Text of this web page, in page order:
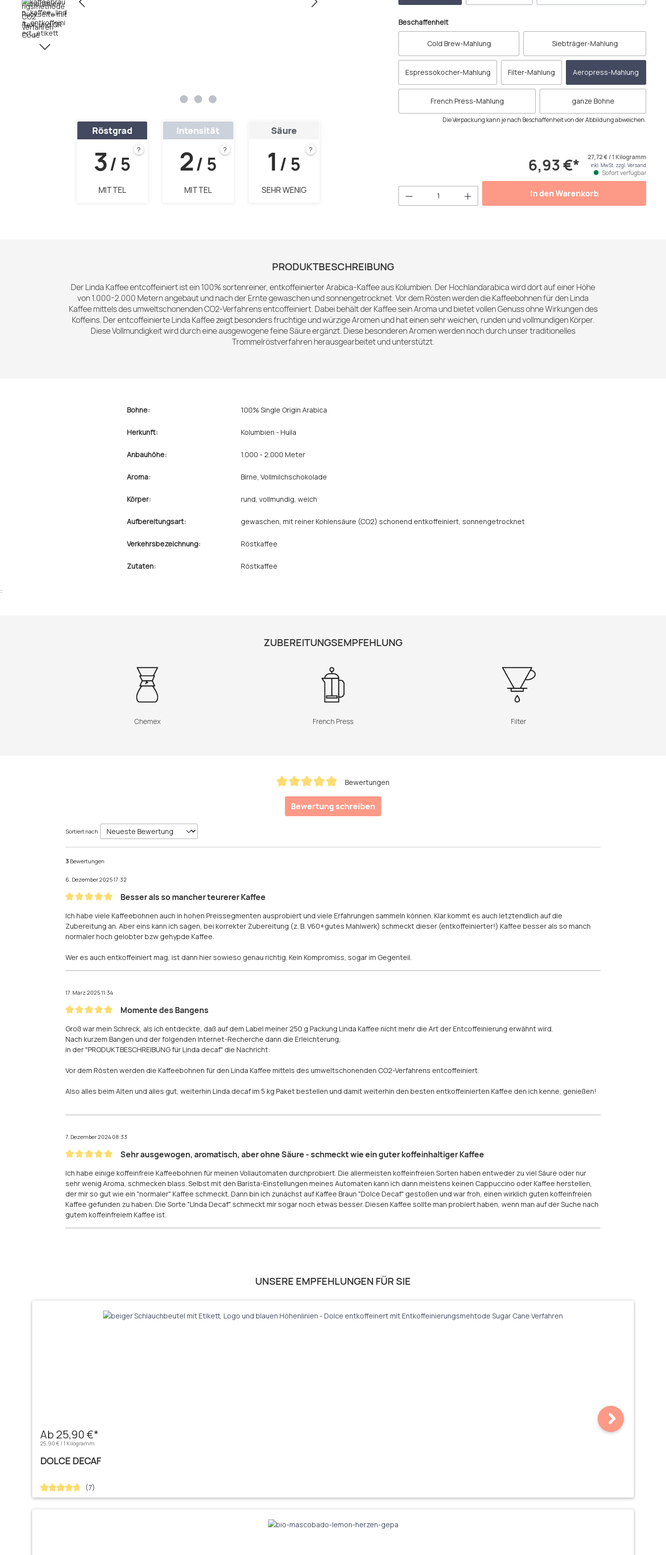
Röstgrad
?
3/ 5
MITTEL
Intensität
?
2/ 5
MITTEL
Säure
?
1 / 5
SEHR WENIG
Beschaffenheitauswählen
Cold Brew-Mahlung Siebträger-Mahlung
Espressokocher-Mahlung Filter-Mahlung Aeropress-Mahlung
French Press-Mahlung ganze Bohne
Die Verpackung kann je nach Beschaffenheit von der Abbildung abweichen.
Produkt Anzahl: Gib den gewünschten Wert
6,93 €* 27,72 € / 1 Kilogramm
inkl. MwSt. zzgl. Versand
Sofort verfügbar
In den Warenkorb
PRODUKTBESCHREIBUNG
Der Linda Kaffee entcoffeiniert ist ein 100% sortenreiner, entkoffeinierter Arabica-Kaffee aus Kolumbien. Der Hochlandarabica wird dort auf einer Höhe
von 1.000-2.000 Metern angebaut und nach der Ernte gewaschen und sonnengetrocknet. Vor dem Rösten werden die Kaffeebohnen für den Linda
Kaffee mittels des umweltschonenden CO2-Verfahrens entcoffeiniert. Dabei behält der Kaffee sein Aroma und bietet vollen Genuss ohne Wirkungen des
Koffeins. Der entcoffeinierte Linda Kaffee zeigt besonders fruchtige und würzige Aromen und hat einen sehr weichen, runden und vollmundigen Körper.
Diese Vollmundigkeit wird durch eine ausgewogene feine Säure ergänzt. Diese besonderen Aromen werden noch durch unser traditionelles
Trommelröstverfahren herausgearbeitet und unterstützt.
Bohne: 100% Single Origin Arabica
Herkunft: Kolumbien - Huila
Anbauhöhe: 1.000 - 2.000 Meter
Aroma: Birne, Vollmilchschokolade
Körper: rund, vollmundig, weich
Aufbereitungsart: gewaschen, mit reiner Kohlensäure (CO2) schonend entkoffeiniert, sonnengetrocknet
Verkehrsbezeichnung: Röstkaffee
Zutaten: Röstkaffee
:
ZUBEREITUNGSEMPFEHLUNG
Chemex French Press Filter
Bewertungen
Bewertung schreiben
Sortiert nach
3 Bewertungen
6. Dezember 2025 17:32
Besser als so mancher teurerer Kaffee
Ich habe viele Kaffeebohnen auch in hohen Preissegmenten ausprobiert und viele Erfahrungen sammeln können. Klar kommt es auch letztendlich auf die
Zubereitung an. Aber eins kann ich sagen, bei korrekter Zubereitung (z. B. V60+gutes Mahlwerk) schmeckt dieser (entkoffeinierter!) Kaffee besser als so manch
normaler hoch gelobter bzw gehypde Kaffee.
Wer es auch entkoffeiniert mag, ist dann hier sowieso genau richtig. Kein Kompromiss, sogar im Gegenteil.
17. März 2025 11:34
Momente des Bangens
Groß war mein Schreck, als ich entdeckte, daß auf dem Label meiner 250 g Packung Linda Kaffee nicht mehr die Art der Entcoffeinierung erwähnt wird.
Nach kurzem Bangen und der folgenden Internet-Recherche dann die Erleichterung,
in der "PRODUKTBESCHREIBUNG für Linda decaf" die Nachricht:
Vor dem Rösten werden die Kaffeebohnen für den Linda Kaffee mittels des umweltschonenden CO2-Verfahrens entcoffeiniert.
Also alles beim Alten und alles gut, weiterhin Linda decaf im 5 kg Paket bestellen und damit weiterhin den besten entkoffeinierten Kaffee den ich kenne, genießen!
7. Dezember 2024 08:33
Sehr ausgewogen, aromatisch, aber ohne Säure - schmeckt wie ein guter koffeinhaltiger Kaffee
Ich habe einige koffeinfreie Kaffeebohnen für meinen Vollautomaten durchprobiert. Die allermeisten koffeinfreien Sorten haben entweder zu viel Säure oder nur
sehr wenig Aroma, schmecken blass. Selbst mit den Barista-Einstellungen meines Automaten kann ich dann meistens keinen Cappuccino oder Kaffee herstellen,
der mir so gut wie ein "normaler" Kaffee schmeckt. Dann bin ich zunächst auf Kaffee Braun "Dolce Decaf" gestoßen und war froh, einen wirklich guten koffeinfreien
Kaffee gefunden zu haben. Die Sorte "LInda Decaf" schmeckt mir sogar noch etwas besser. Diesen Kaffee sollte man probiert haben, wenn man auf der Suche nach
gutem koffeinfreiem Kaffee ist.
UNSERE EMPFEHLUNGEN FÜR SIE
Ab 25,90 €*
25,90 € / 1 Kilogramm
DOLCE DECAF
Durchschnittliche Bewertung von 4.71 von 5 Sternen
(7)